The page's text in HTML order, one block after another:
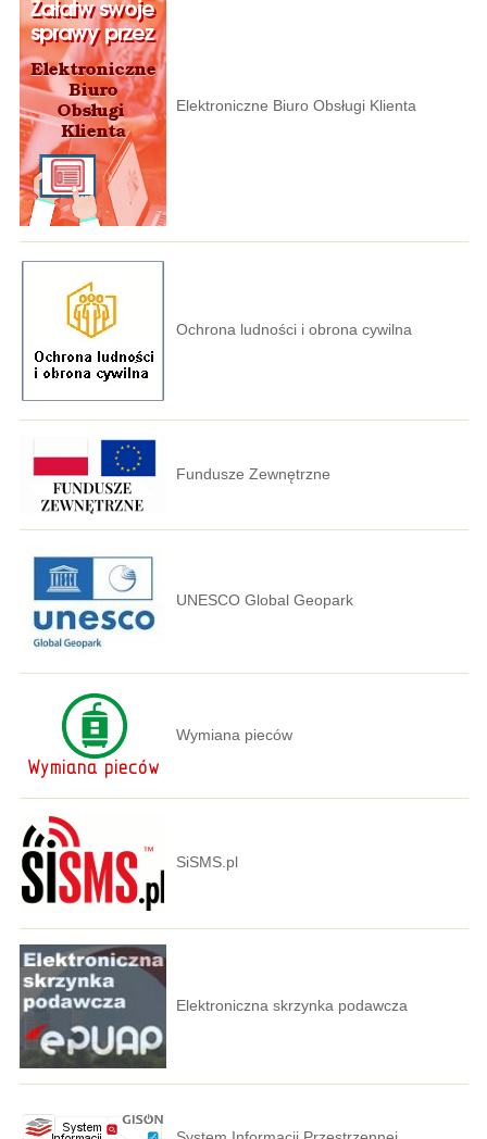
Elektroniczne Biuro Obsługi Klienta
Ochrona ludności i obrona cywilna
Fundusze Zewnętrzne
UNESCO Global Geopark
Wymiana pieców
SiSMS.pl
Elektroniczna skrzynka podawcza